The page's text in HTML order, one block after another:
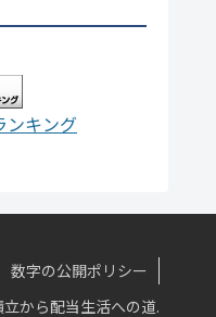
ンキング
数字の公開ポリシー
から配当生活への道.